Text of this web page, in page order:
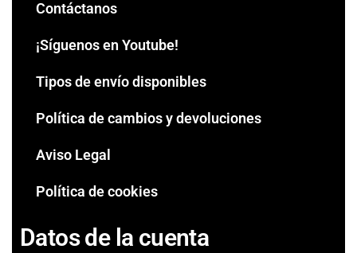
Contáctanos
¡Síguenos en Youtube!
Tipos de envío disponibles
Política de cambios y devoluciones
Aviso Legal
Política de cookies
Datos de la cuenta